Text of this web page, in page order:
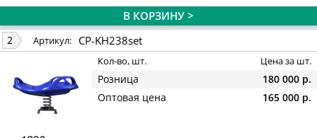
В КОРЗИНУ >
2 Артикул: CP-KH238set
Кол-во, шт. Цена за шт.
Розница
180 000 р.
Оптовая цена
165 000 р.